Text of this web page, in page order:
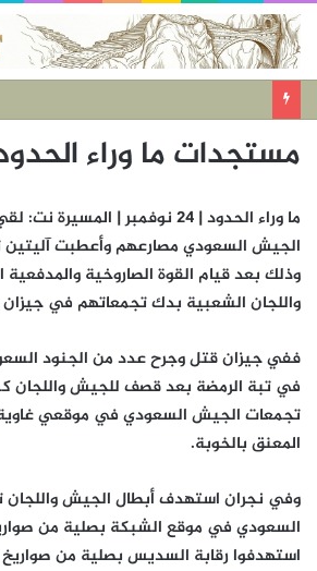
مستجدات ما وراء
ما وراء الحدود | 24 نوفمبر |
الجيش السعودي مصارعهم وأعطبت آليتين
وذلك بعد قيام القوة الصاروخية
واللجان الشعبية بدك تجمعاتهم في
ففي جيزان قتل وجرح عدد من الجنود
في تبة الرمضة بعد قصف للجيش واللجان
تجمعات الجيش السعودي في موقعي
المعنق بالخوبة.
وفي نجران استهدف أبطال الجيش
السعودي في موقع الشبكة بصلية من
استهدفوا رقابة السديس بصلية من صواريخ